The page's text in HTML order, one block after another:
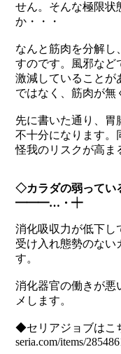
せん。そんな極限状
か・・・
なんと筋肉を分解し
すのです。風邪など
激減していることが
ではなく、筋肉が無
先に書いた通り、胃
不十分になります。
怪我のリスクが高ま
◇カラダの弱って
━━━…・┿
消化吸収力が低下し
受け入れ態勢のない
す。
消化器官の働きが悪
メします。
◆セリアジョブは
seria.com/items/